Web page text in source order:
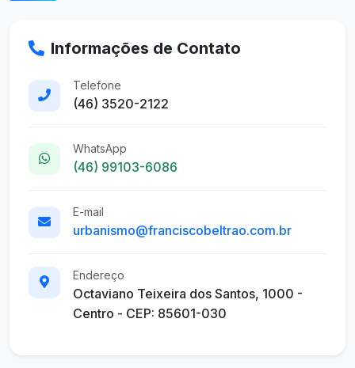
Informações de Contato
Telefone
(46) 3520-2122
WhatsApp
(46) 99103-6086
E-mail
urbanismo@franciscobeltrao.com.br
Endereço
Octaviano Teixeira dos Santos, 1000 -
Centro - CEP: 85601-030